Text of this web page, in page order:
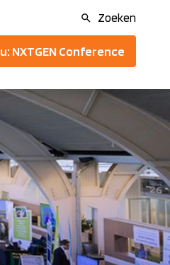
Zoeken
NXTGEN Conference